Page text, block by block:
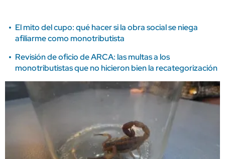
El mito del cupo: qué hacer si la obra social se niega
afiliarme como monotributista
Revisión de oficio de ARCA: las multas a los
monotributistas que no hicieron bien la recategorización